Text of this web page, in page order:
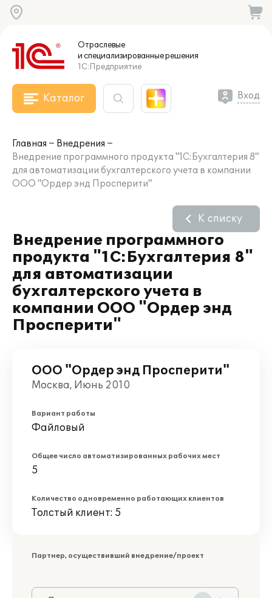
Отраслевые
и специализированныерешения
1С:Предприятие
Каталог Вход
Главная
Внедрения
Внедрение программного продукта "1С:Бухгалтерия 8"
для автоматизации бухгалтерского учета в компании
ООО "Ордер энд Просперити"
Внедрение программного
продукта "1С:Бухгалтерия 8"
для автоматизации
бухгалтерского учета в
компании ООО "Ордер энд
Просперити"
К списку
ООО "Ордер энд Просперити"
Москва, Июнь 2010
Вариант работы
Файловый
Общее число автоматизированных рабочих мест
5
Количество одновременно работающих клиентов
Толстый клиент: 5
Партнер, осуществивший внедрение/проект